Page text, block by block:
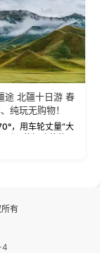
途 北疆十日游 春
纯玩无购物！
，用车轮丈量“大
眼泪”的极致蔚蓝，
深邃湖水在转弯
有
4